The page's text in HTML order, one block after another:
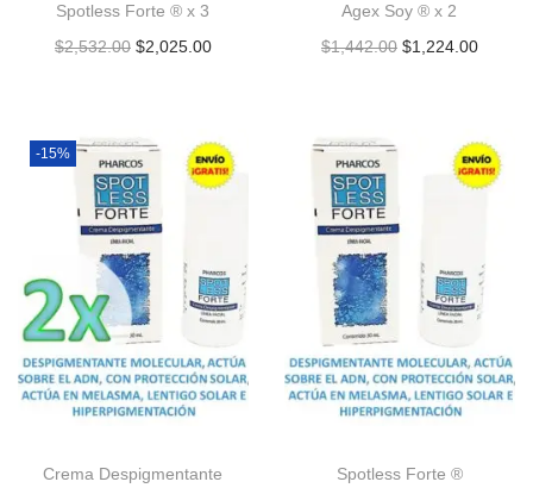
Spotless Forte ® x 3
$2,532.00 $2,025.00
Agex Soy ® x 2
$1,442.00 $1,224.00
-15%
Crema Despigmentante
Spotless Forte ®